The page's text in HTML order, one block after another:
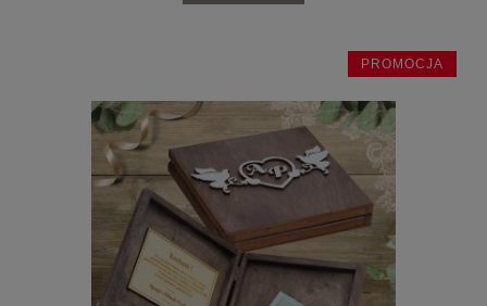
PROMOCJA